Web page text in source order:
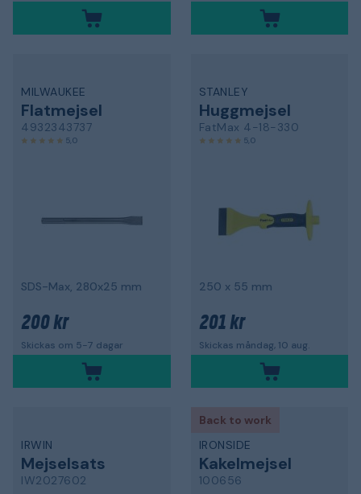
MILWAUKEE
Flatmejsel
4932343737
5,0
SDS-Max, 280x25 mm
200 kr
Skickas om 5-7 dagar
STANLEY
Huggmejsel
FatMax 4-18-330
5,0
250 x 55 mm
201 kr
Skickas måndag, 10 aug.
IRWIN
Mejselsats
IW2027602
Back to work
IRONSIDE
Kakelmejsel
100656